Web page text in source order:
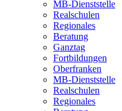
MB-Dienststelle
Realschulen
Regionales
Beratung
Ganztag
Fortbildungen
Oberfranken
MB-Dienststelle
Realschulen
Regionales